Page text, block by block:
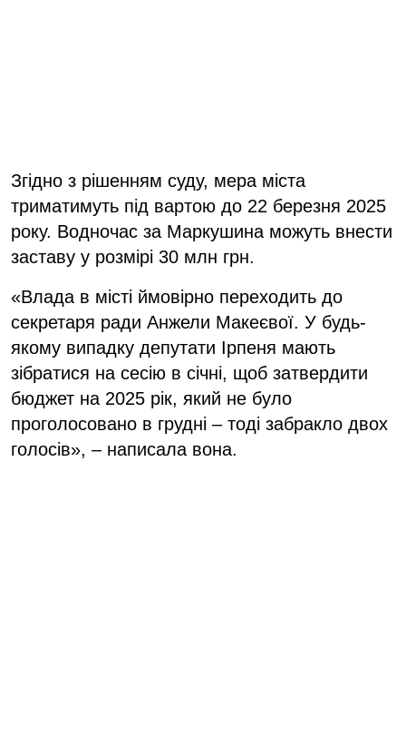
Згідно з рішенням суду, мера міста
триматимуть під вартою до 22 березня 2025
року. Водночас за Маркушина можуть внести
заставу у розмірі 30 млн грн.
«Влада в місті ймовірно переходить до
секретаря ради Анжели Макеєвої. У будь-
якому випадку депутати Ірпеня мають
зібратися на сесію в січні, щоб затвердити
бюджет на 2025 рік, який не було
проголосовано в грудні – тоді забракло двох
голосів», – написала вона.